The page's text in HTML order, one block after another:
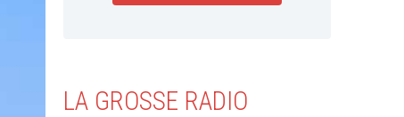
LA GROSSE RADIO